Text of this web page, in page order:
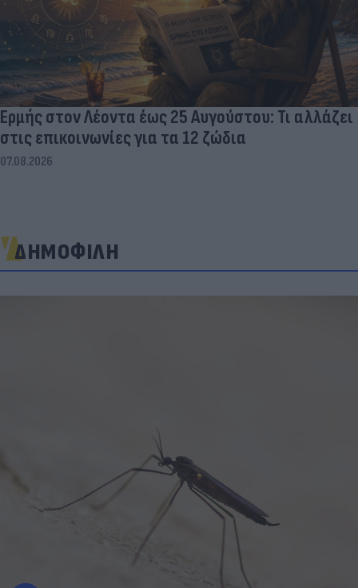
Ερμής στον Λέοντα έως 25 Αυγούστου: Τι αλλάζει
στις επικοινωνίες για τα 12 ζώδια
07.08.2026
ΔΗΜΟΦΙΛΗ